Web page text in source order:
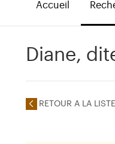
Accueil
Diane,
RETOUR A LA LISTE